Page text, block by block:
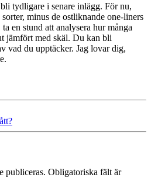
tydligare i senare inlägg. För nu,
minus de ostliknande one-liners
en stund att analysera hur många
jämfört med skäl. Du kan bli
vad du upptäcker. Jag lovar dig,
publiceras. Obligatoriska fält är